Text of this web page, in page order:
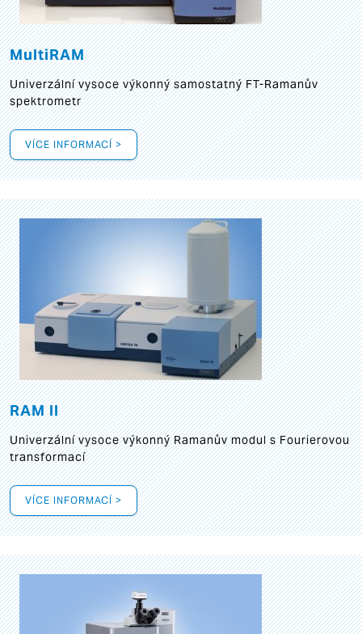
MultiRAM
Univerzální vysoce výkonný samostatný FT-Ramanův
spektrometr
VÍCE INFORMACÍ >
RAM II
Univerzální vysoce výkonný Ramanův modul s Fourierovou
transformací
VÍCE INFORMACÍ >